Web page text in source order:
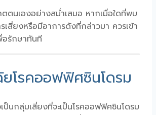
ตนเองอย่างสม่ำเสมอ หากเมื่อใดที่พบ
เสี่ยงหรือมีอาการดังที่กล่าวมา ควรเข้า
รักษาทันที
โรคออฟฟิศซินโดรม
ป็นกลุ่มเสี่ยงที่จะเป็นโรคออฟฟิศซินโดรม